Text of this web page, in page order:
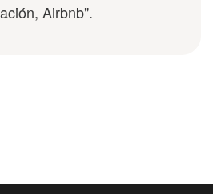
Airbnb".